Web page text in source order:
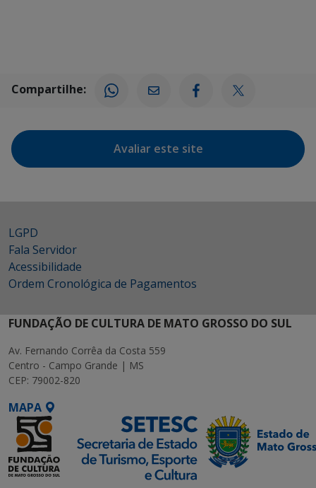
Compartilhe:
Avaliar este site
LGPD
Fala Servidor
Acessibilidade
Ordem Cronológica de Pagamentos
FUNDAÇÃO DE CULTURA DE MATO GROSSO DO SUL
Av. Fernando Corrêa da Costa 559
Centro - Campo Grande | MS
CEP: 79002-820
MAPA